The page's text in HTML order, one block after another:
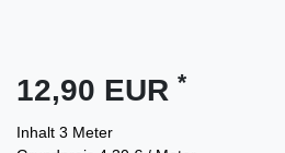
12,90 EUR *
Inhalt 3 Meter